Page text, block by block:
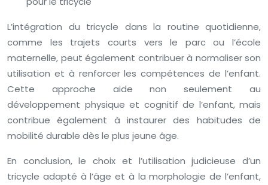
L’intégration du tricycle dans la routine quotidienne,
comme les trajets courts vers le parc ou l’école
maternelle, peut également contribuer à normaliser son
utilisation et à renforcer les compétences de l’enfant.
Cette approche aide non seulement au
développement physique et cognitif de l’enfant, mais
contribue également à instaurer des habitudes de
mobilité durable dès le plus jeune âge.
En conclusion, le choix et l’utilisation judicieuse d’un
tricycle adapté à l’âge et à la morphologie de l’enfant,